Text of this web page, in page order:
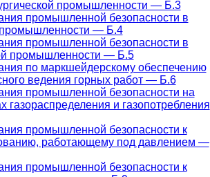
промышленности — Б.3
промышленной безопасности в
— Б.4
промышленной безопасности в
промышленности — Б.5
по маркшейдерскому обеспечению
ведения горных работ — Б.6
промышленной безопасности на
газораспределения и газопотребления
промышленной безопасности к
работающему под давлением —
промышленной безопасности к